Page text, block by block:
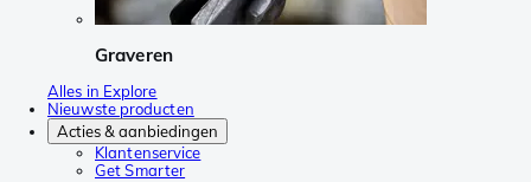
Graveren
Alles in Explore
Nieuwste producten
Acties & aanbiedingen
Klantenservice
Get Smarter